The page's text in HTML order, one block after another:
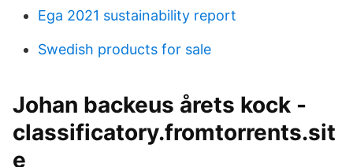
Ega 2021 sustainability report
Swedish products for sale
Johan backeus årets kock -
classificatory.fromtorrents.sit
e